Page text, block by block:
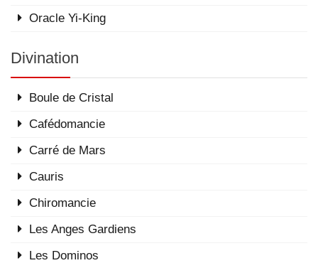
Oracle Yi-King
Divination
Boule de Cristal
Cafédomancie
Carré de Mars
Cauris
Chiromancie
Les Anges Gardiens
Les Dominos